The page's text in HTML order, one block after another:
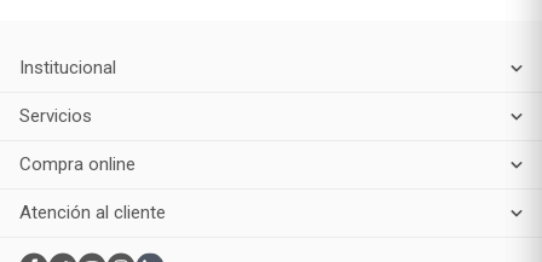
Institucional
Servicios
Compra online
Atención al cliente